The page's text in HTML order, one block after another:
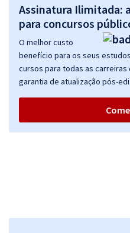
Assinatura Ilimitada:
para concursos
O melhor custo
benefício para os seus
cursos para todas as
garantia de atualização pós-